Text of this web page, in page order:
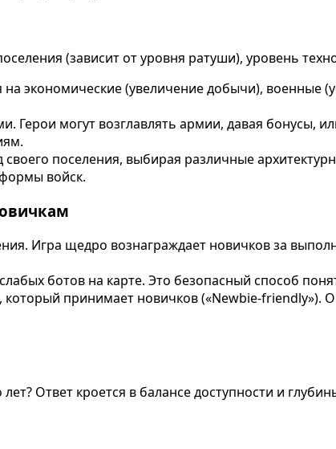
(зависит от уровня ратуши), уровень
на экономические (увеличение добычи), военные
могут возглавлять армии, давая бонусы,
поселения, выбирая различные
войск.
Игра щедро вознаграждает новичков за
ботов на карте. Это безопасный способ
который принимает новичков («Newbie-friendly»).
Ответ кроется в балансе доступности и